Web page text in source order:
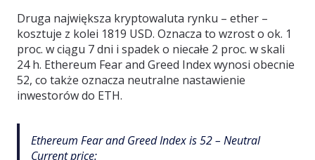
Druga największa kryptowaluta rynku – ether –
kosztuje z kolei 1819 USD. Oznacza to wzrost o ok. 1
proc. w ciągu 7 dni i spadek o niecałe 2 proc. w skali
24 h. Ethereum Fear and Greed Index wynosi obecnie
52, co także oznacza neutralne nastawienie
inwestorów do ETH.
Ethereum Fear and Greed Index is 52 – Neutral
Current price: